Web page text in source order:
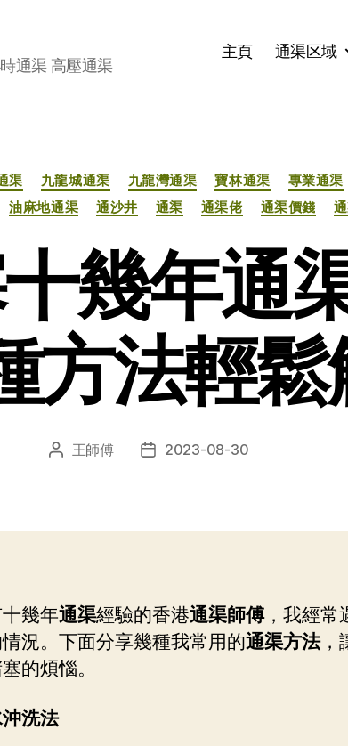
通渠 高壓通渠
主頁 通渠区域
分
类
渠 九龍城通渠 九龍灣通渠 寶林通渠
專業通渠
油麻地通渠 通沙井 通渠 通渠佬 通渠價錢
幾年通
方法輕
文 王師傅
发 2023-08-30
幾年通渠經驗的香港通渠師傅，我經常
況。下面分享幾種我常用的通渠方法，
的煩惱。
洗法